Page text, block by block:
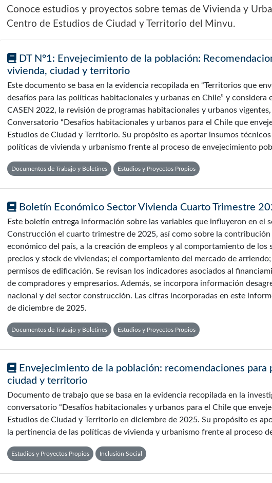
Conoce estudios y proyectos sobre temas de Vivienda y
Centro de Estudios de Ciudad y Territorio del Minvu.
DT N°1: Envejecimiento de la población:
vivienda, ciudad y territorio
Este documento se basa en la evidencia recopilada en “Territorios que
desafíos para las políticas habitacionales y urbanas en Chile” y considera
CASEN 2022, la revisión de programas habitacionales y urbanos
Conversatorio “Desafíos habitacionales y urbanos para el Chile que
Estudios de Ciudad y Territorio. Su propósito es aportar insumos
políticas de vivienda y urbanismo frente al proceso de envejecimiento
Documentos de Trabajo y Boletines Estudios y Proyectos Propios
Boletín Económico Sector Vivienda Cuarto Trimestre
Este boletín entrega información sobre las variables que influyeron en el
Construcción el cuarto trimestre de 2025, así como sobre la
económico del país, a la creación de empleos y al comportamiento de los
precios y stock de viviendas; el comportamiento del mercado de
permisos de edificación. Se revisan los indicadores asociados al
de compradores y empresarios. Además, se incorpora información
nacional y del sector construcción. Las cifras incorporadas en este
de diciembre de 2025.
Documentos de Trabajo y Boletines Estudios y Proyectos Propios
Envejecimiento de la población: recomendaciones para
ciudad y territorio
Documento de trabajo que se basa en la evidencia recopilada en la
conversatorio “Desafíos habitacionales y urbanos para el Chile que
Estudios de Ciudad y Territorio en diciembre de 2025. Su propósito es
la pertinencia de las políticas de vivienda y urbanismo frente al proceso
Estudios y Proyectos Propios Inclusión Social